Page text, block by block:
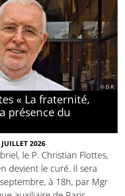
© D.R.
« La fraternité,
présence du
2026
le P. Christian Flottes,
devient le curé. Il sera
à 18h, par Mgr